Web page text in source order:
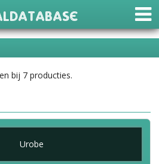
bij 7 producties.
Urobe